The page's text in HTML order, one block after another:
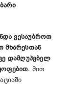
ვესაუბროთ
მხარესთან
დამღუპვბელ
. მით